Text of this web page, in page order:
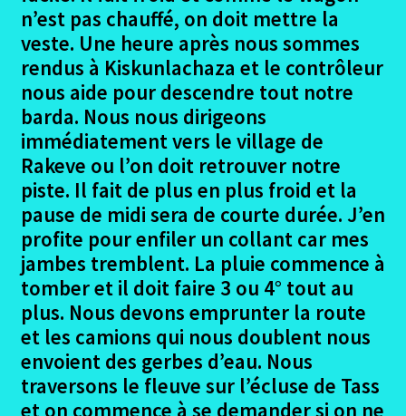
le
enfant
Conclusions
le
menu
Eurovelo6 – Hébergements
Autres trajets VTT
enfant
Randonnées pédestres
le
menu
enfant
Me contacter
n’est pas chauffé, on doit mettre la
veste. Une heure après nous sommes
rendus à Kiskunlachaza et le contrôleur
nous aide pour descendre tout notre
barda. Nous nous dirigeons
immédiatement vers le village de
Rakeve ou l’on doit retrouver notre
piste. Il fait de plus en plus froid et la
pause de midi sera de courte durée. J’en
profite pour enfiler un collant car mes
jambes tremblent. La pluie commence à
tomber et il doit faire 3 ou 4° tout au
plus. Nous devons emprunter la route
et les camions qui nous doublent nous
envoient des gerbes d’eau. Nous
traversons le fleuve sur l’écluse de Tass
et on commence à se demander si on ne